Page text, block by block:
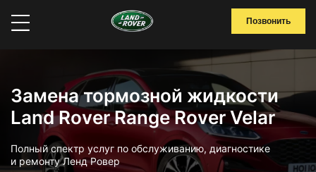
Позвонить
Замена тормозной жидкости
Land Rover Range Rover Velar
Полный спектр услуг по обслуживанию, диагностике
и ремонту Ленд Ровер